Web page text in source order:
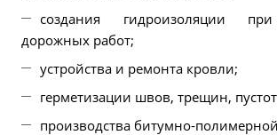
создания гидроизоляции
дорожных работ;
устройства и ремонта кровли;
герметизации швов, трещин,
производства битумно-